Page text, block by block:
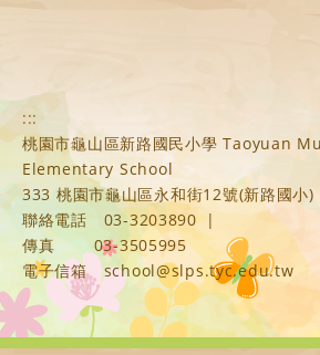
:::
桃園市龜山區新路國民小學 Taoyuan
Elementary School
333 桃園市龜山區永和街12號(新路國小)
聯絡電話
03-3203890
|
傳真
03-3505995
電子信箱
school@slps.tyc.edu.tw